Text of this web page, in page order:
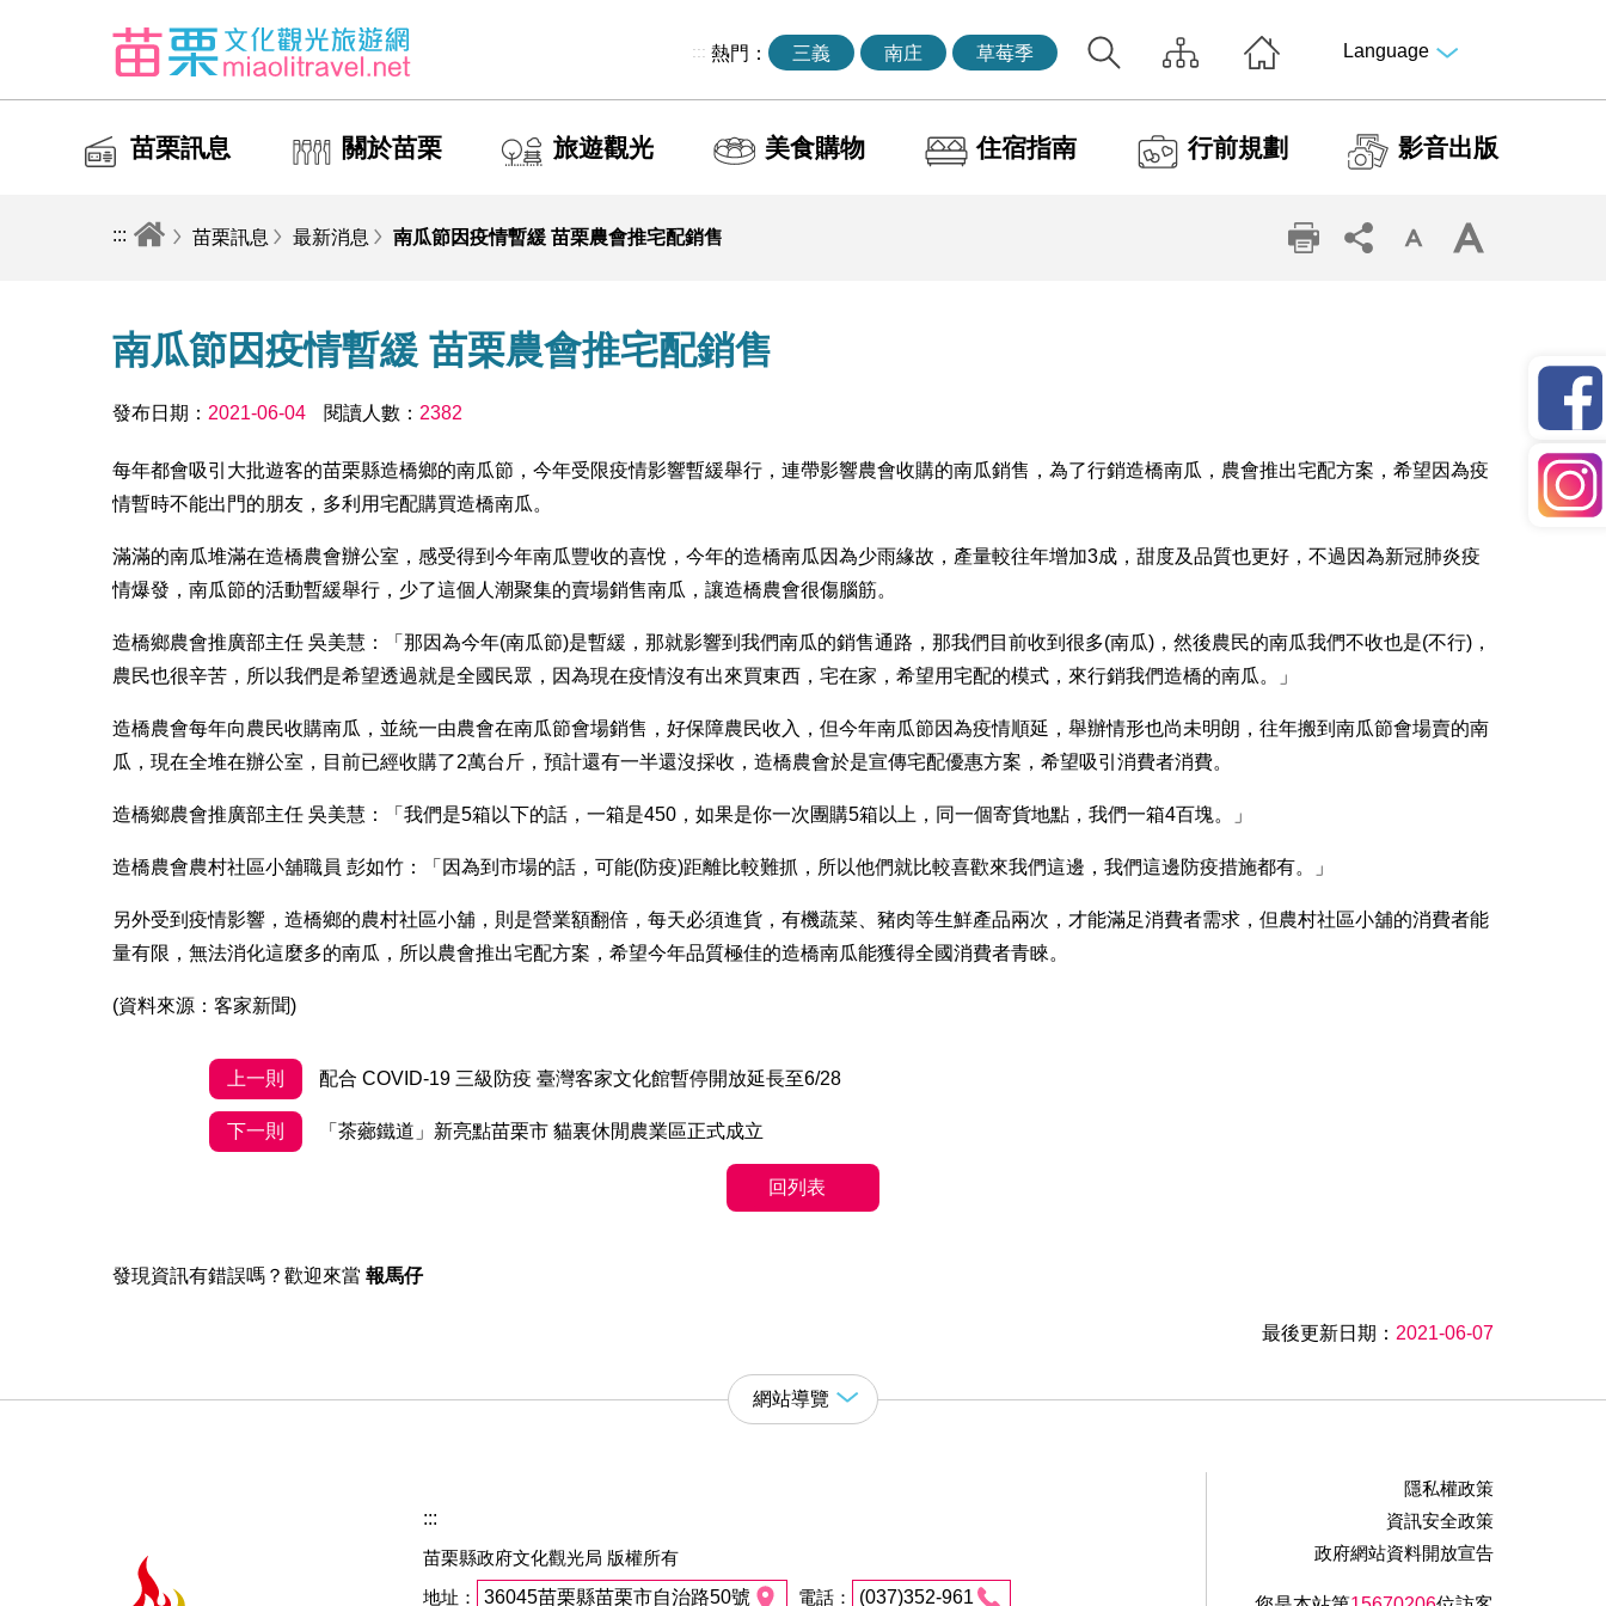
::: 熱門： 三義 南庄 草莓季 Language
苗栗訊息 關於苗栗 旅遊觀光 美食購物 住宿指南 行前規劃 影音出版
::: 苗栗訊息 最新消息 南瓜節因疫情暫緩 苗栗農會推宅配銷售
南瓜節因疫情暫緩 苗栗農會推宅配銷售
發布日期： 2021-06-04 閱讀人數： 2382
每年都會吸引大批遊客的苗栗縣造橋鄉的南瓜節，今年受限疫情影響暫緩舉行，連帶影響農會收購的南瓜銷售，為了行銷造橋南瓜，農會推出宅配方案，希望因為疫
情暫時不能出門的朋友，多利用宅配購買造橋南瓜。
滿滿的南瓜堆滿在造橋農會辦公室，感受得到今年南瓜豐收的喜悅，今年的造橋南瓜因為少雨緣故，產量較往年增加3成，甜度及品質也更好，不過因為新冠肺炎疫
情爆發，南瓜節的活動暫緩舉行，少了這個人潮聚集的賣場銷售南瓜，讓造橋農會很傷腦筋。
造橋鄉農會推廣部主任 吳美慧：「那因為今年(南瓜節)是暫緩，那就影響到我們南瓜的銷售通路，那我們目前收到很多(南瓜)，然後農民的南瓜我們不收也是(不行)，
農民也很辛苦，所以我們是希望透過就是全國民眾，因為現在疫情沒有出來買東西，宅在家，希望用宅配的模式，來行銷我們造橋的南瓜。」
造橋農會每年向農民收購南瓜，並統一由農會在南瓜節會場銷售，好保障農民收入，但今年南瓜節因為疫情順延，舉辦情形也尚未明朗，往年搬到南瓜節會場賣的南
瓜，現在全堆在辦公室，目前已經收購了2萬台斤，預計還有一半還沒採收，造橋農會於是宣傳宅配優惠方案，希望吸引消費者消費。
造橋鄉農會推廣部主任 吳美慧：「我們是5箱以下的話，一箱是450，如果是你一次團購5箱以上，同一個寄貨地點，我們一箱4百塊。」
造橋農會農村社區小舖職員 彭如竹：「因為到市場的話，可能(防疫)距離比較難抓，所以他們就比較喜歡來我們這邊，我們這邊防疫措施都有。」
另外受到疫情影響，造橋鄉的農村社區小舖，則是營業額翻倍，每天必須進貨，有機蔬菜、豬肉等生鮮產品兩次，才能滿足消費者需求，但農村社區小舖的消費者能
量有限，無法消化這麼多的南瓜，所以農會推出宅配方案，希望今年品質極佳的造橋南瓜能獲得全國消費者青睞。
(資料來源：客家新聞)
上一則 配合 COVID-19 三級防疫 臺灣客家文化館暫停開放延長至6/28
下一則 「茶薌鐵道」新亮點苗栗市 貓裏休閒農業區正式成立
回列表
發現資訊有錯誤嗎？歡迎來當報馬仔
最後更新日期： 2021-06-07
網站導覽
:::
苗栗縣政府文化觀光局 版權所有
地址：
36045苗栗縣苗栗市自治路50號 電話： (037)352-961
隱私權政策
資訊安全政策
政府網站資料開放宣告